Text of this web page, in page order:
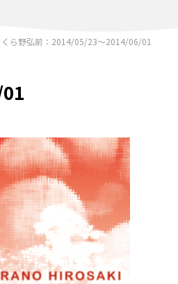
くら野弘前：2014/05/23〜2014/06/01